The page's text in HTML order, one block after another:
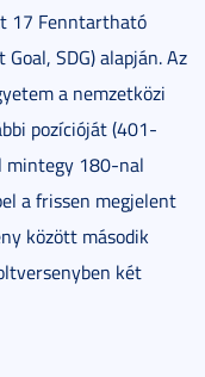
17 Fenntartható
SDG) alapján. Az
a nemzetközi
pozícióját (401-
mintegy 180-nal
a frissen megjelent
között második
két